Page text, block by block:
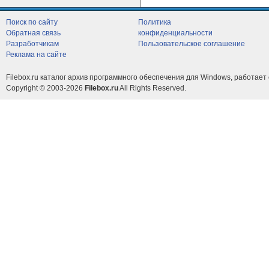
Поиск по сайту
Обратная связь
Разработчикам
Реклама на сайте
Политика
конфиденциальности
Пользовательское соглашение
Filebox.ru каталог архив программного обеспечения для Windows, работает
Copyright © 2003-2026 Filebox.ruAll Rights Reserved.